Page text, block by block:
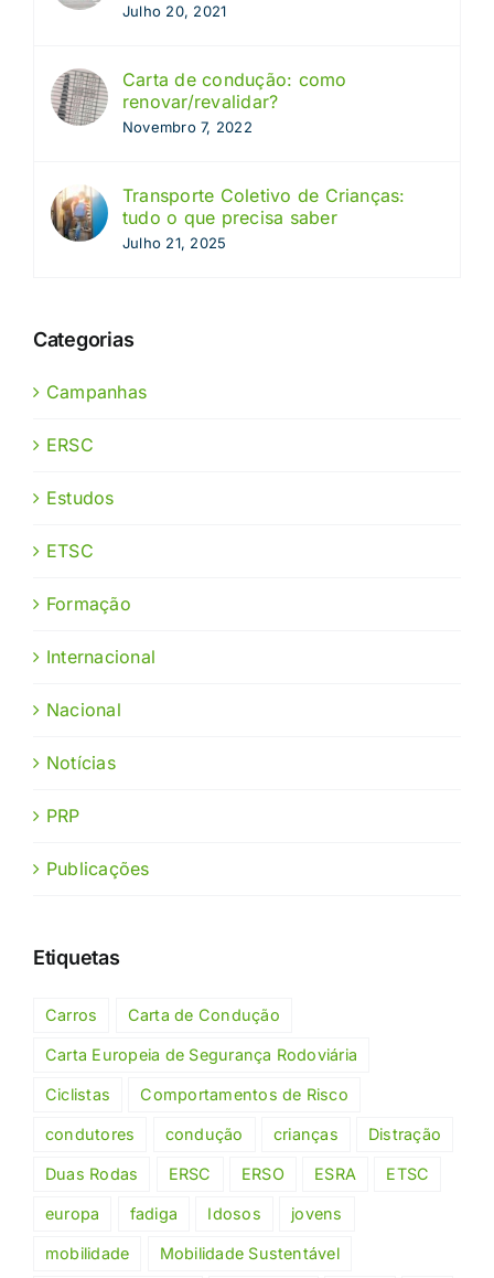
Julho 20, 2021
Carta de condução: como
renovar/revalidar?
Novembro 7, 2022
Transporte Coletivo de Crianças:
tudo o que precisa saber
Julho 21, 2025
Categorias
Campanhas
ERSC
Estudos
ETSC
Formação
Internacional
Nacional
Notícias
PRP
Publicações
Etiquetas
Carros Carta de Condução
Carta Europeia de Segurança Rodoviária
Ciclistas Comportamentos de Risco
condutores condução crianças Distração
Duas Rodas ERSC ERSO ESRA ETSC
europa fadiga Idosos jovens
mobilidade Mobilidade Sustentável